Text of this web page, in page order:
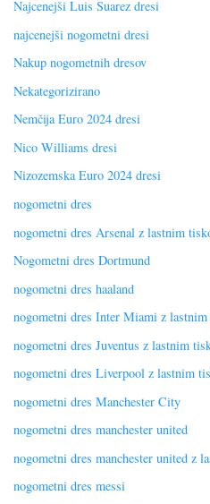
Najcenejši Luis Suarez dresi
najcenejši nogometni dresi
Nakup nogometnih dresov
Nekategorizirano
Nemčija Euro 2024 dresi
Nico Williams dresi
Nizozemska Euro 2024 dresi
nogometni dres
nogometni dres Arsenal z lastnim
Nogometni dres Dortmund
nogometni dres haaland
nogometni dres Inter Miami z
nogometni dres Juventus z lastnim
nogometni dres Liverpool z lastnim
nogometni dres Manchester City
nogometni dres manchester united
nogometni dres manchester united z
nogometni dres messi